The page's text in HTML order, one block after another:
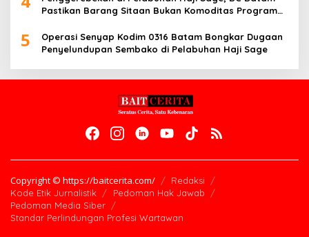
Pastikan Barang Sitaan Bukan Komoditas Program
5
Operasi Senyap Kodim 0316 Batam Bongkar Dugaan
Penyelundupan Sembako di Pelabuhan Haji Sage
Copyright © https://baitcerita.com/
Redaksi
Kode Etik Jurnalistik
Pedoman Hak Jawab
Pedoman Media Siber
Standar Perlindungan Profesi Wartawan